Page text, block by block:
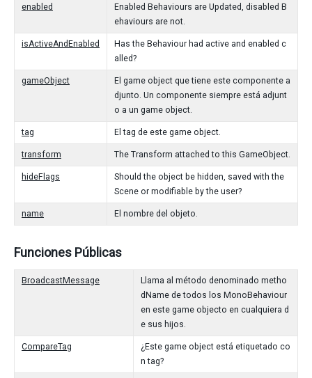
enabled
Enabled Behaviours are Updated, disabled B
ehaviours are not.
isActiveAndEnabled
Has the Behaviour had active and enabled c
alled?
gameObject
El game object que tiene este componente a
djunto. Un componente siempre está adjunt
o a un game object.
tag El tag de este game object.
transform The Transform attached to this GameObject.
hideFlags
Should the object be hidden, saved with the
Scene or modifiable by the user?
name El nombre del objeto.
Funciones Públicas
BroadcastMessage
Llama al método denominado metho
dName de todos los MonoBehaviour
en este game objecto en cualquiera d
e sus hijos.
CompareTag
¿Este game object está etiquetado co
n tag?